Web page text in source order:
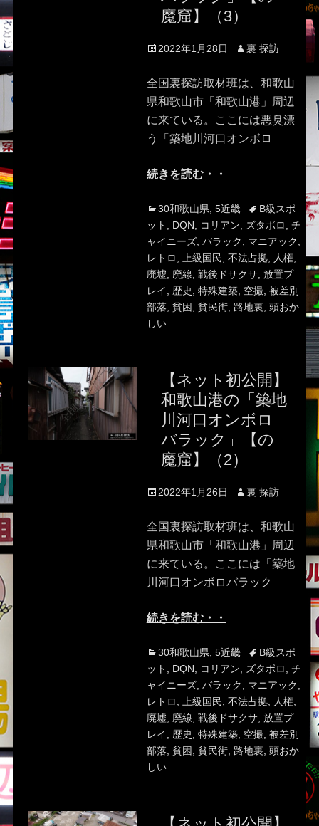
魔窟】（3）
Posted
2022年1月28日 Author
裏 探訪
全国裏探訪取材班は、和歌山
県和歌山市「和歌山港」周辺
に来ている。ここには悪臭漂
う「築地川河口オンボロ
続きを読む・・
Categories
30和歌山県 5近畿 TagsB級スポ
ット
DQN コリアン ズタボロ
チ
ャイニーズ, バラック マニアック
レトロ
上級国民 不法占拠, 人権,
廃墟
廃線 戦後ドサクサ, 放置プ
レイ
歴史 特殊建築, 空撮, 被差別
部落 貧困 貧民街, 路地裏 頭おか
しい
【ネット初公開】
和歌山港の「築地
川河口オンボロ
バラック」【の
魔窟】（2）
Posted
2022年1月26日 Author
裏 探訪
全国裏探訪取材班は、和歌山
県和歌山市「和歌山港」周辺
に来ている。ここには「築地
川河口オンボロバラック
続きを読む・・
Categories
30和歌山県 5近畿 TagsB級スポ
ット
DQN コリアン ズタボロ
チ
ャイニーズ, バラック マニアック
レトロ
上級国民 不法占拠, 人権,
廃墟
廃線 戦後ドサクサ, 放置プ
レイ
歴史 特殊建築, 空撮, 被差別
部落 貧困 貧民街, 路地裏 頭おか
しい